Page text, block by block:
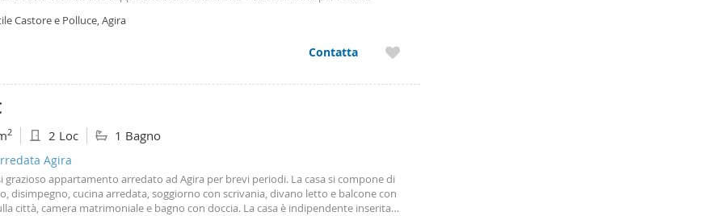
Castore e Polluce, Agira
Contatta
2 2 Loc 1 Bagno
Agira
grazioso appartamento arredato ad Agira per brevi periodi. La casa si compone di
disimpegno, cucina arredata, soggiorno con scrivania, divano letto e balcone con
città, camera matrimoniale e bagno con doccia. La casa è indipendente inserita